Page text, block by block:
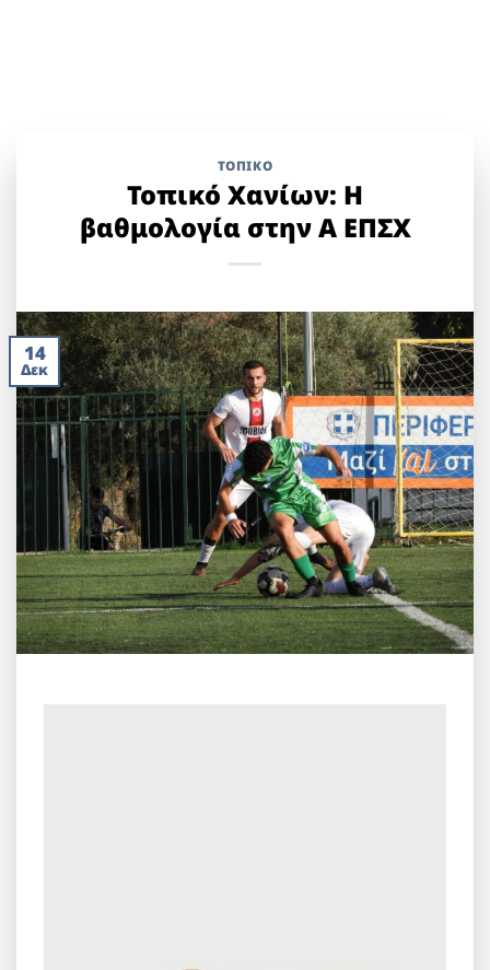
ΤΟΠΙΚΌ
Τοπικό Χανίων: Η
βαθμολογία στην Α ΕΠΣΧ
14
Δεκ